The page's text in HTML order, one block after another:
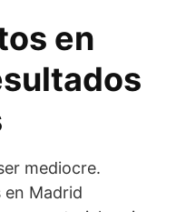
en
mediocre.
Madrid